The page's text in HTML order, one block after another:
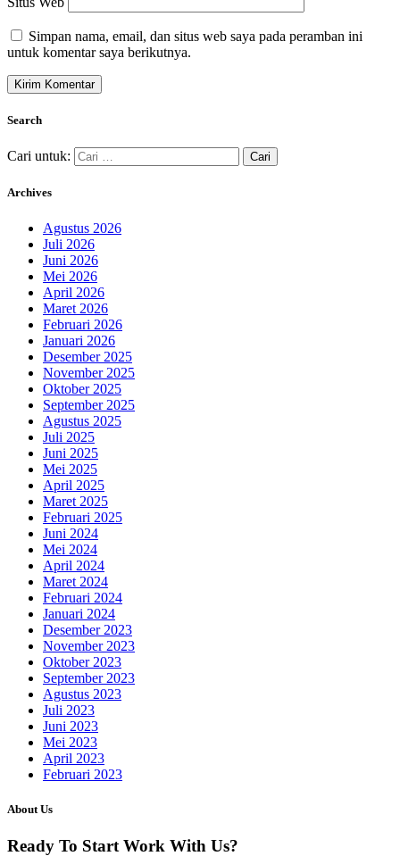
Simpan nama, email, dan situs web saya pada peramban ini
untuk komentar saya berikutnya.
Search
Cari untuk:
Archives
Agustus 2026
Juli 2026
Juni 2026
Mei 2026
April 2026
Maret 2026
Februari 2026
Januari 2026
Desember 2025
November 2025
Oktober 2025
September 2025
Agustus 2025
Juli 2025
Juni 2025
Mei 2025
April 2025
Maret 2025
Februari 2025
Juni 2024
Mei 2024
April 2024
Maret 2024
Februari 2024
Januari 2024
Desember 2023
November 2023
Oktober 2023
September 2023
Agustus 2023
Juli 2023
Juni 2023
Mei 2023
April 2023
Februari 2023
About Us
Ready To Start Work With Us?